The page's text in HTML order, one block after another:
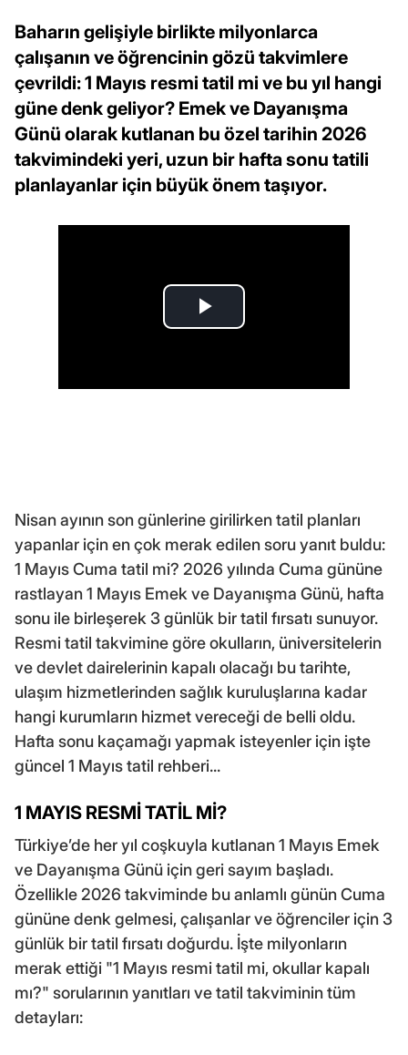
Baharın gelişiyle birlikte milyonlarca
çalışanın ve öğrencinin gözü takvimlere
çevrildi: 1 Mayıs resmi tatil mi ve bu yıl hangi
güne denk geliyor? Emek ve Dayanışma
Günü olarak kutlanan bu özel tarihin 2026
takvimindeki yeri, uzun bir hafta sonu tatili
planlayanlar için büyük önem taşıyor.
Nisan ayının son günlerine girilirken tatil planları
yapanlar için en çok merak edilen soru yanıt buldu:
1 Mayıs Cuma tatil mi? 2026 yılında Cuma gününe
rastlayan 1 Mayıs Emek ve Dayanışma Günü, hafta
sonu ile birleşerek 3 günlük bir tatil fırsatı sunuyor.
Resmi tatil takvimine göre okulların, üniversitelerin
ve devlet dairelerinin kapalı olacağı bu tarihte,
ulaşım hizmetlerinden sağlık kuruluşlarına kadar
hangi kurumların hizmet vereceği de belli oldu.
Hafta sonu kaçamağı yapmak isteyenler için işte
güncel 1 Mayıs tatil rehberi...
1 MAYIS RESMİ TATİL Mİ?
Türkiye’de her yıl coşkuyla kutlanan 1 Mayıs Emek
ve Dayanışma Günü için geri sayım başladı.
Özellikle 2026 takviminde bu anlamlı günün Cuma
gününe denk gelmesi, çalışanlar ve öğrenciler için 3
günlük bir tatil fırsatı doğurdu. İşte milyonların
merak ettiği "1 Mayıs resmi tatil mi, okullar kapalı
mı?" sorularının yanıtları ve tatil takviminin tüm
detayları: